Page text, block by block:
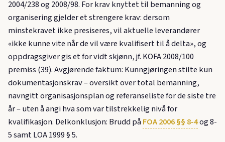
2004/238 og 2008/98. For krav knyttet til bemanning og
organisering gjelder et strengere krav: dersom
minstekravet ikke presiseres, vil aktuelle leverandører
«ikke kunne vite når de vil være kvalifisert til å delta», og
oppdragsgiver gis et for vidt skjønn, jf. KOFA 2008/100
premiss (39). Avgjørende faktum: Kunngjøringen stilte kun
dokumentasjonskrav – oversikt over total bemanning,
navngitt organisasjonsplan og referanseliste for de siste tre
år – uten å angi hva som var tilstrekkelig nivå for
kvalifikasjon. Delkonklusjon: Brudd påFOA 2006 §§ 8-4og 8-
5 samt LOA 1999 § 5.